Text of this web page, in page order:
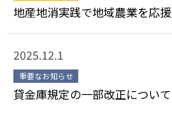
地産地消実践で地域農業を応援
2025.12.1
重要なお知らせ
貸金庫規定の一部改正について